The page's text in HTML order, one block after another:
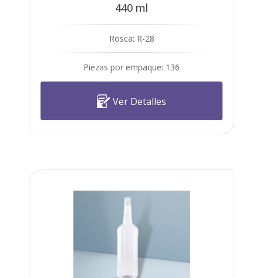
440 ml
Rosca: R-28
Piezas por empaque: 136
Ver Detalles